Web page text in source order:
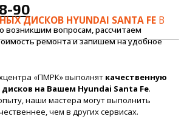
90
возникшим вопросам, рассчитаем
ремонта и запишем на удобное
ДИСКОВ HYUNDAI SANTA FE В
«ПМРК» выполнят качественную
на Вашем Hyundai Santa Fe.
наши мастера могут выполнить
чем в других сервисах.